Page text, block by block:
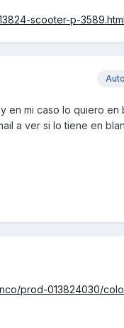
scooter-p-3589.html
en mi caso lo quiero en
a ver si lo tiene en
prod-013824030/